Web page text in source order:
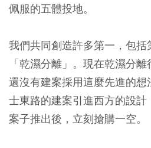
佩服的五體投地。
我們共同創造許多第一，包括
「乾濕分離」。現在乾濕分
還沒有建案採用這麼先進的
士東路的建案引進西方的設計
案子推出後，立刻搶購一空。